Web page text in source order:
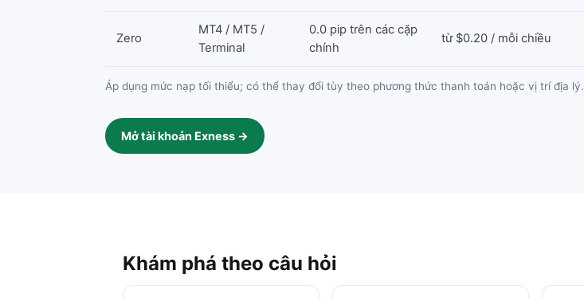
Zero
MT4 / MT5 /
Terminal
0.0 pip trên các cặp
chính
từ $0.20 / mỗi chiều
Áp dụng mức nạp tối thiểu; có thể thay đổi tùy theo phương thức thanh toán hoặc vị trí địa lý.
Mở tài khoản Exness →
Khám phá theo câu hỏi